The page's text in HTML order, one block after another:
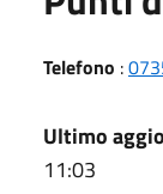
Telefono :
Ultimo
11:03